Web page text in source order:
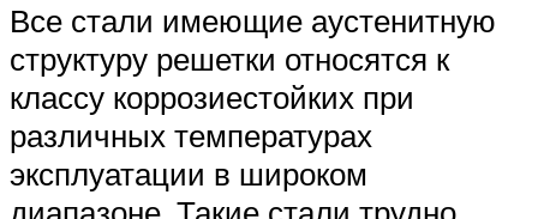
Все стали имеющие аустенитную
структуру решетки относятся к
классу коррозиестойких при
различных температурах
эксплуатации в широком